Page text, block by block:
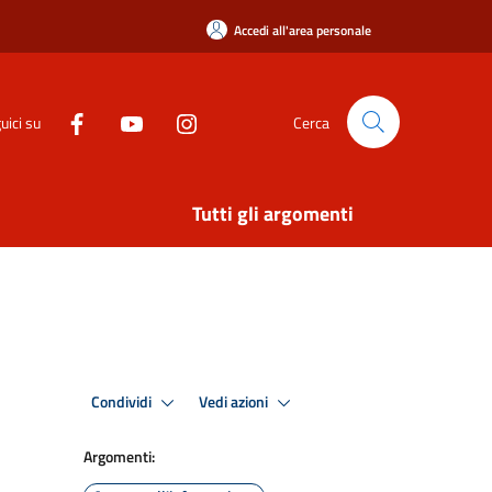
Accedi all'area personale
su Cerca
Tutti gli argomenti
Condividi Vedi azioni
Argomenti: